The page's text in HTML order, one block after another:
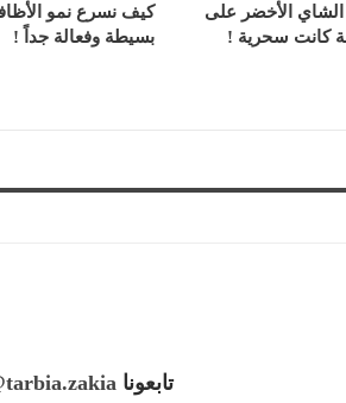
الأخضر على
كانت سحرية !
كيف نسرع نمو
بسيطة وفعالة جداً !
تابعونا